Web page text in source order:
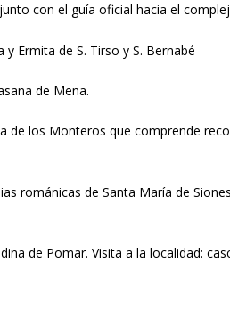
con el guía oficial hacia el
y Ermita de S. Tirso y S. Bernabé
de Mena.
de los Monteros que comprende
románicas de Santa María de
de Pomar. Visita a la localidad: